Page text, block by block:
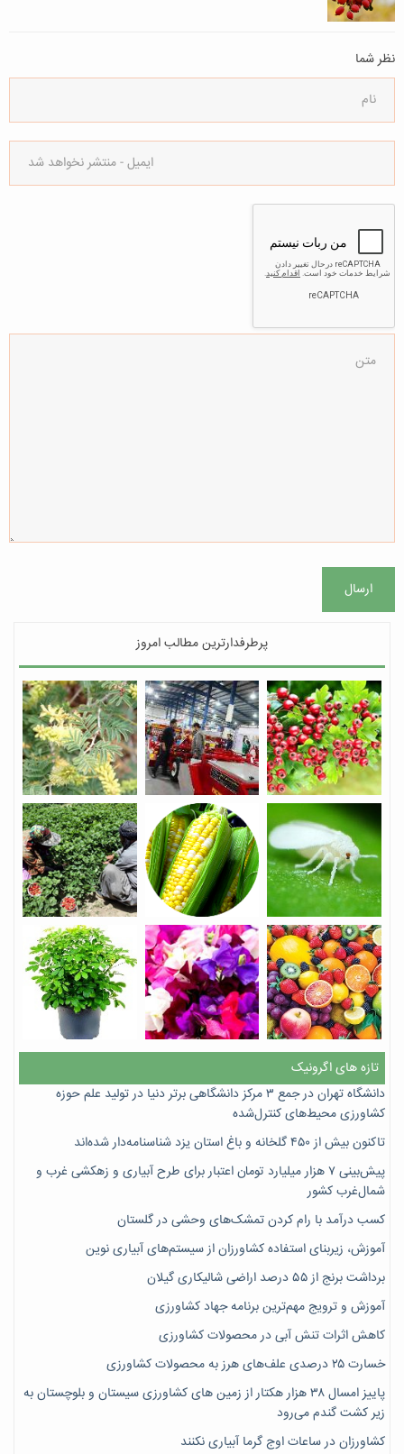
نظر شما
ارسال
پرطرفدارترین مطالب امروز
تازه های اگرونیک
دانشگاه تهران در جمع ۳ مرکز دانشگاهی برتر دنیا در تولید علم حوزه
کشاورزی محیط‌های کنترل‌شده
تاکنون بیش از ۴۵۰ گلخانه و باغ استان یزد شناسنامه‌دار شده‌اند
پیش‌بینی ۷‌ هزار میلیارد تومان اعتبار برای طرح آبیاری و زهکشی غرب و
شمال‌غرب کشور
کسب درآمد با رام کردن تمشک‌های وحشی در گلستان
آموزش، زیربنای استفاده کشاورزان از سیستم‌های آبیاری نوین
برداشت برنج از ۵۵ درصد اراضی شالیکاری گیلان
آموزش و ترویج مهم‌ترین برنامه جهاد کشاورزی
کاهش اثرات تنش آبی در محصولات کشاورزی
خسارت ۲۵ درصدی علف‌های هرز به محصولات کشاورزی
پاییز امسال ۳۸ هزار هکتار از زمین های کشاورزی سیستان و بلوچستان به
زیر کشت گندم می‌رود
کشاورزان در ساعات اوج گرما آبیاری نکنند